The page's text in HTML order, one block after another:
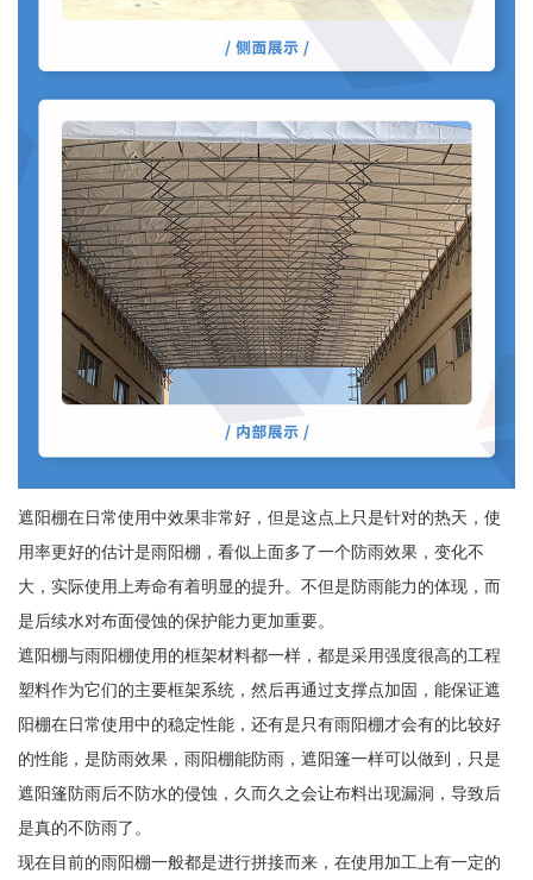
遮阳棚在日常使用中效果非常好，但是这点上只是针对的热天，使
用率更好的估计是雨阳棚，看似上面多了一个防雨效果，变化不
大，实际使用上寿命有着明显的提升。不但是防雨能力的体现，而
是后续水对布面侵蚀的保护能力更加重要。
遮阳棚与雨阳棚使用的框架材料都一样，都是采用强度很高的工程
塑料作为它们的主要框架系统，然后再通过支撑点加固，能保证遮
阳棚在日常使用中的稳定性能，还有是只有雨阳棚才会有的比较好
的性能，是防雨效果，雨阳棚能防雨，遮阳篷一样可以做到，只是
遮阳篷防雨后不防水的侵蚀，久而久之会让布料出现漏洞，导致后
是真的不防雨了。
现在目前的雨阳棚一般都是进行拼接而来，在使用加工上有一定的